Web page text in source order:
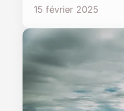
15 février 2025